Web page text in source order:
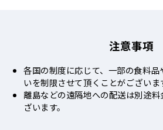
注意事項
各国の制度に応じて、一部の食料
いを制限させて頂くことがございま
離島などの遠隔地への配送は別途
ざいます。